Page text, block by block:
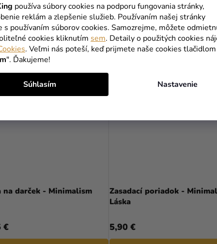
používa súbory cookies na podporu fungovania stránky,
reklám a zlepšenie služieb. Používaním našej stránky
s používaním súborov cookies. Samozrejme, môžete
cookies kliknutím sem. Detaily o použitých cookies
. Veľmi nás poteší, keď prijmete naše cookies tlačidlom
". Ďakujeme!
Nastavenie
Súhlasím
DETAIL DETAIL
na darček - Minimalism
€
PERSONAL
Zasadací poriadok -
Láska
5,90 €